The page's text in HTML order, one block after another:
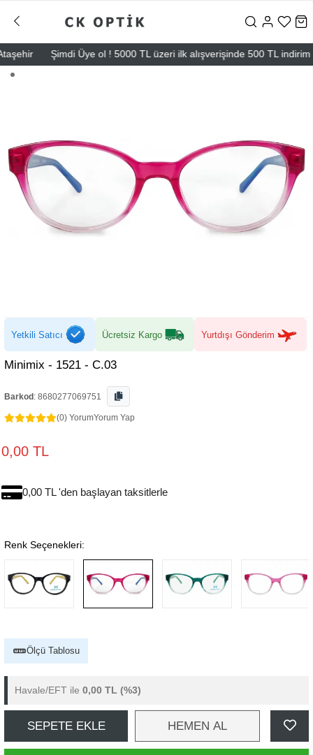
Şimdi Üye ol ! 5000 TL üzeri ilk alışverişinde 500 TL indirim
Yetkili Satıcı Ücretsiz Kargo Yurtdışı Gönderim
Minimix - 1521 - C.03
Barkod : 8680277069751
(0) YorumYorum Yap
0,00 TL
0,00 TL 'den başlayan taksitlerle
Renk Seçenekleri:
Ölçü Tablosu
Havale/EFT ile 0,00 TL (%3)
SEPETE EKLE HEMEN AL